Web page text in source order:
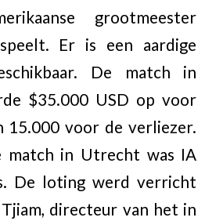
grootmeester
Er is een aardige
De match in
$35.000 USD op voor
15.000 voor de verliezer.
match in Utrecht was IA
De loting werd verricht
directeur van het in